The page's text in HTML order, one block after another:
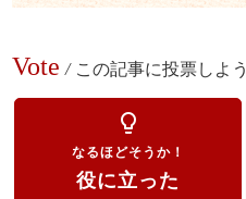
Vote / この記事に投票しよう
lightbulb_outline
なるほどそうか！
役に立った